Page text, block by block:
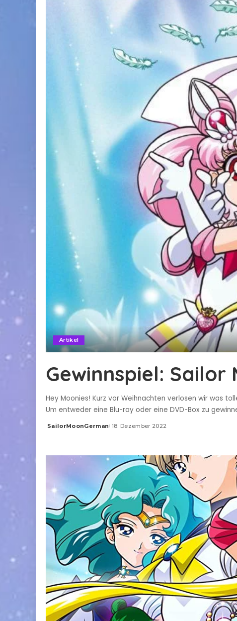
Artikel
Gewinnspiel:
Hey Moonies! Kurz vor Weihnachten verlosen wir was
Um entweder eine Blu-ray oder eine DVD-Box zu
Posted
SailorMoonGerman 18. Dezember 2022